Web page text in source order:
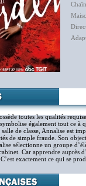
toutes les qualités
également tout ce à
de classe, Annalise est
de simple fraude. Son
sélectionne un groupe
Car apprendre auprès
exactement ce qui se